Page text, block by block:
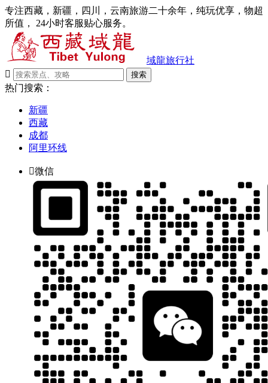
专注西藏，新疆，四川，云南旅游二十余年，纯玩优享，物超
所值， 24小时客服贴心服务。
域龍旅行社

搜索
热门搜索：
新疆
西藏
成都
阿里环线
微信